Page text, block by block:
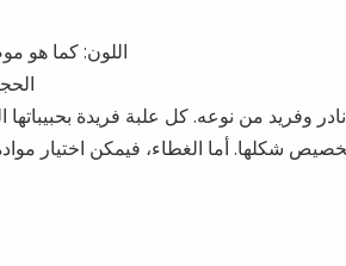
4. اللون: كما هو
5. الحجم: قطر
وفريد ​​من نوعه. كل علبة فريدة
شكلها. أما الغطاء، فيمكن اختيار